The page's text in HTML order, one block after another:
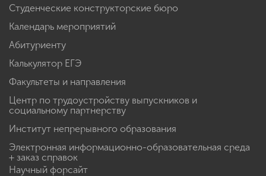
Студенческие конструкторские бюро
Календарь мероприятий
Абитуриенту
Калькулятор ЕГЭ
Факультеты и направления
Центр по трудоустройству выпускников и
социальному партнерству
Институт непрерывного образования
Электронная информационно-образовательная среда
+ заказ справок
Научный форсайт